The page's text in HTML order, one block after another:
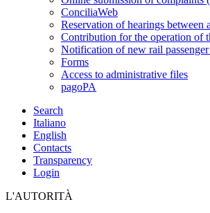
ConciliaWeb
Reservation of hearings between
Contribution for the operation of
Notification of new rail passenger
Forms
Access to administrative files
pagoPA
Search
Italiano
English
Contacts
Transparency
Login
L'AUTORITÀ